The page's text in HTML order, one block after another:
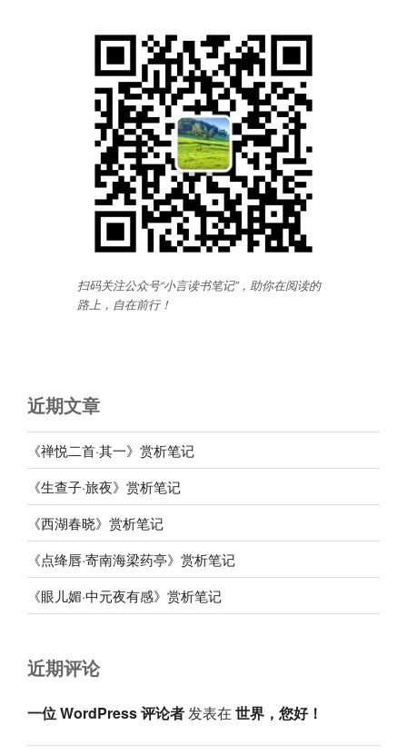
扫码关注公众号“小言读书笔记”，助你在阅读的
路上，自在前行！
近期文章
《禅悦二首·其一》赏析笔记
《生查子·旅夜》赏析笔记
《西湖春晓》赏析笔记
《点绛唇·寄南海梁药亭》赏析笔记
《眼儿媚·中元夜有感》赏析笔记
近期评论
一位 WordPress 评论者发表在 世界，您好！